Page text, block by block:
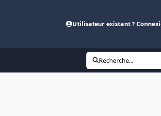
Utilisateur existant ?
Recherche...